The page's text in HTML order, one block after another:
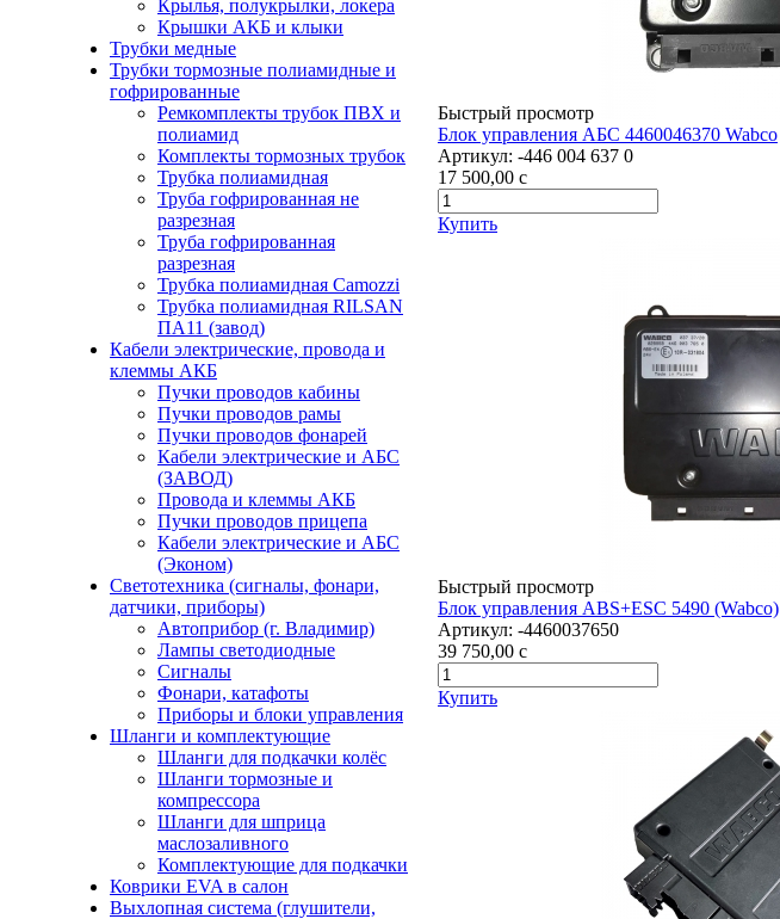
Крылья, полукрылки, локера
Крышки АКБ и клыки
Трубки медные
Трубки тормозные полиамидные и
гофрированные
Ремкомплекты трубок ПВХ и
полиамид
Комплекты тормозных трубок
Трубка полиамидная
Труба гофрированная не
разрезная
Труба гофрированная
разрезная
Трубка полиамидная Camozzi
Трубка полиамидная RILSAN
ПА11 (завод)
Кабели электрические, провода и
клеммы АКБ
Пучки проводов кабины
Пучки проводов рамы
Пучки проводов фонарей
Кабели электрические и АБС
(ЗАВОД)
Провода и клеммы АКБ
Пучки проводов прицепа
Кабели электрические и АБС
(Эконом)
Светотехника (сигналы, фонари,
датчики, приборы)
Автоприбор (г. Владимир)
Лампы светодиодные
Сигналы
Фонари, катафоты
Приборы и блоки управления
Шланги и комплектующие
Шланги для подкачки колёс
Шланги тормозные и
компрессора
Шланги для шприца
маслозаливного
Комплектующие для подкачки
Коврики EVA в салон
Выхлопная система (глушители,
Быстрый просмотр
Блок управления АБС 4460046370 Wabco
Артикул: -446 004 637 0
17 500,00 c
Купить
Быстрый просмотр
Блок управления ABS+ESC 5490 (Wabco)
Артикул: -4460037650
39 750,00 c
Купить